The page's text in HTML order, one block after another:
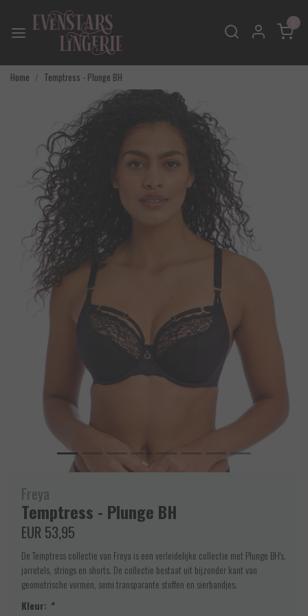
Home Temptress - Plunge BH
Vorige
Freya
Temptress - Plunge BH
EUR 53,95
De Temptress collectie van Freya is een verleidelijke collectie met Plunge BH's,
jarretels, strings en shorts. De collectie bestaat uit bijzonder kant van
geometrische vormen, semi transparante stoffen en sierbandjes.
Kleur: *